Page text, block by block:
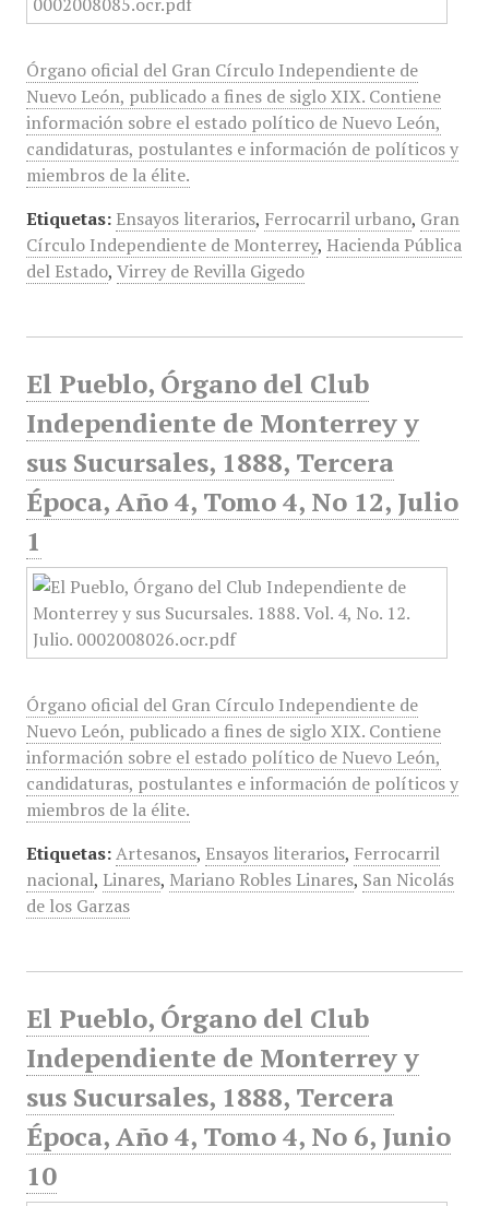
Órgano oficial del Gran Círculo Independiente de
Nuevo León, publicado a fines de siglo XIX. Contiene
información sobre el estado político de Nuevo León,
candidaturas, postulantes e información de políticos y
miembros de la élite.
Etiquetas: Ensayos literarios, Ferrocarril urbano, Gran
Círculo Independiente de Monterrey, Hacienda Pública
del Estado, Virrey de Revilla Gigedo
El Pueblo, Órgano del Club
Independiente de Monterrey y
sus Sucursales, 1888, Tercera
Época, Año 4, Tomo 4, No 12, Julio
1
Órgano oficial del Gran Círculo Independiente de
Nuevo León, publicado a fines de siglo XIX. Contiene
información sobre el estado político de Nuevo León,
candidaturas, postulantes e información de políticos y
miembros de la élite.
Etiquetas: Artesanos, Ensayos literarios, Ferrocarril
nacional, Linares, Mariano Robles Linares, San Nicolás
de los Garzas
El Pueblo, Órgano del Club
Independiente de Monterrey y
sus Sucursales, 1888, Tercera
Época, Año 4, Tomo 4, No 6, Junio
10